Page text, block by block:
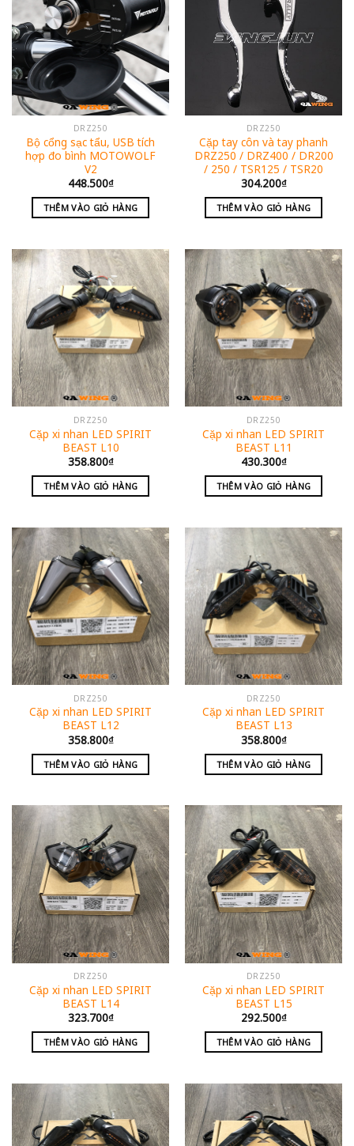
DRZ250
Bộ cổng sạc tẩu, USB tích
hợp đo bình MOTOWOLF
V2
448.500₫
THÊM VÀO GIỎ HÀNG
DRZ250
Cặp tay côn và tay phanh
DRZ250 / DRZ400 / DR200
/ 250 / TSR125 / TSR20
304.200₫
THÊM VÀO GIỎ HÀNG
DRZ250
Cặp xi nhan LED SPIRIT
BEAST L10
358.800₫
THÊM VÀO GIỎ HÀNG
DRZ250
Cặp xi nhan LED SPIRIT
BEAST L11
430.300₫
THÊM VÀO GIỎ HÀNG
DRZ250
Cặp xi nhan LED SPIRIT
BEAST L12
358.800₫
THÊM VÀO GIỎ HÀNG
DRZ250
Cặp xi nhan LED SPIRIT
BEAST L13
358.800₫
THÊM VÀO GIỎ HÀNG
DRZ250
Cặp xi nhan LED SPIRIT
BEAST L14
323.700₫
THÊM VÀO GIỎ HÀNG
DRZ250
Cặp xi nhan LED SPIRIT
BEAST L15
292.500₫
THÊM VÀO GIỎ HÀNG